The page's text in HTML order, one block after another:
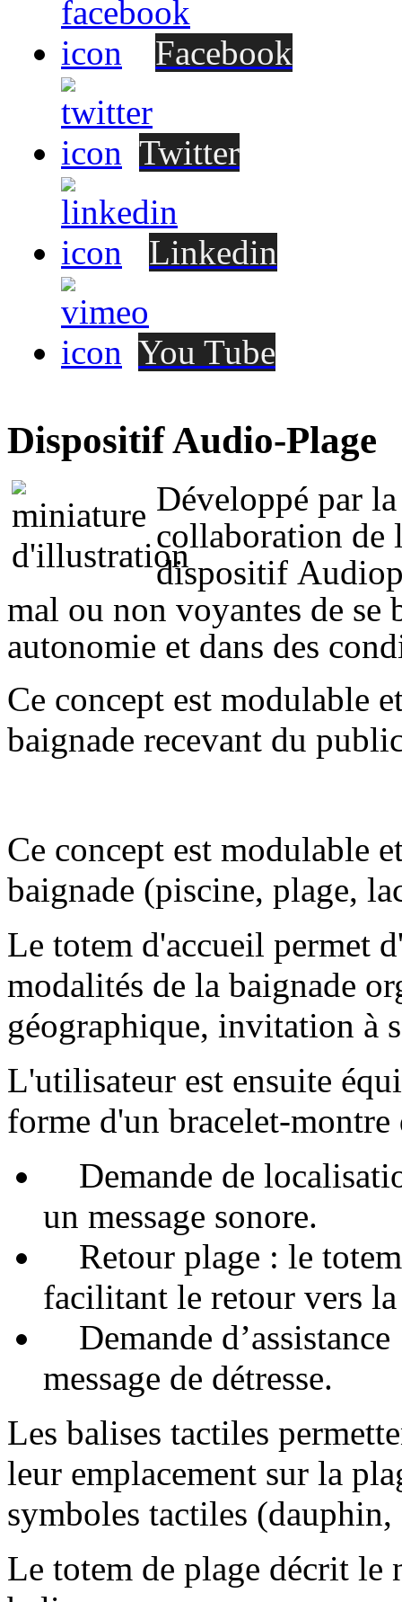
Facebook
Twitter
Linkedin
You Tube
Dispositif Audio-Plage
Développé par
collaboration de
dispositif
mal ou non voyantes de se
autonomie et dans des
Ce concept est modulable
baignade recevant du
Ce concept est modulable
baignade (piscine, plage,
Le totem d'accueil permet
modalités de la baignade
géographique, invitation à
L'utilisateur est ensuite
forme d'un bracelet-
Demande de
un message sonore.
Retour plage : le
facilitant le retour vers
Demande
message de détresse.
Les balises tactiles
leur emplacement sur la
symboles tactiles
Le totem de plage décrit le